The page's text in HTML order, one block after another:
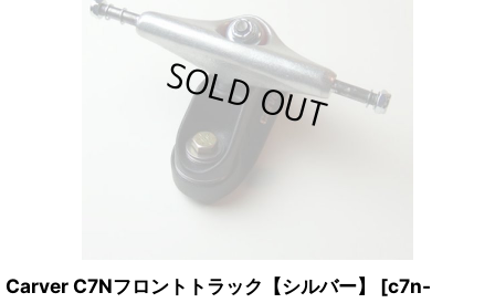
Carver C7Nフロントトラック【シルバー】 [c7n-